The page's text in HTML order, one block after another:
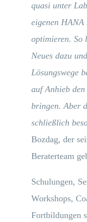
quasi unter
eigenen HANA
optimieren. So
Neues dazu
Lösungswege
auf Anhieb
bringen. Aber
schließlich
Bozdag, der
Beraterteam
Schulungen,
Workshops,
Fortbildungen